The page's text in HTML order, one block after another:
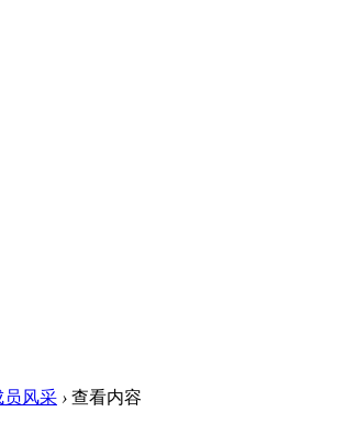
员风采 › 查看内容